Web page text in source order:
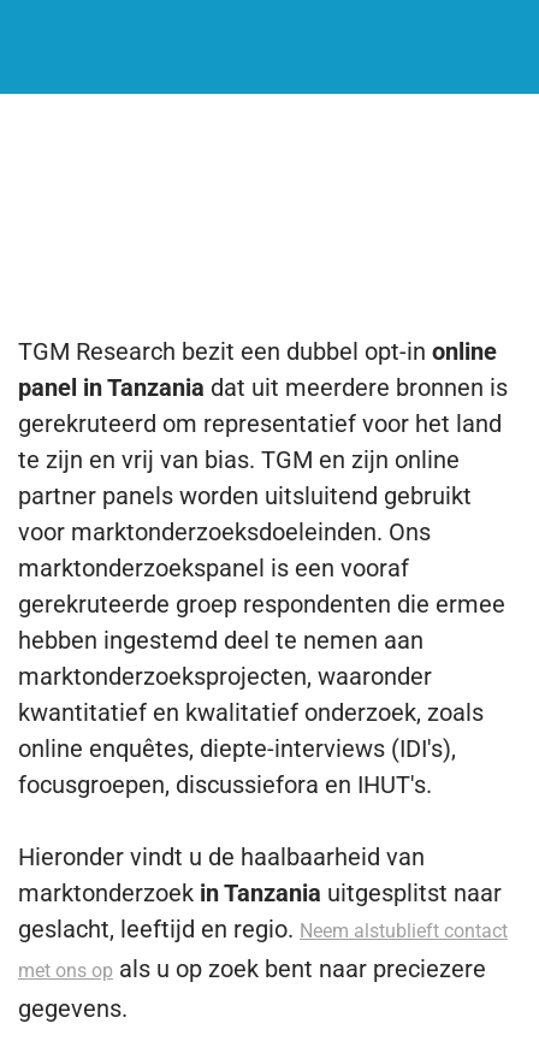
TGM Research bezit een dubbel opt-in online
panel in Tanzania dat uit meerdere bronnen is
gerekruteerd om representatief voor het land
te zijn en vrij van bias. TGM en zijn online
partner panels worden uitsluitend gebruikt
voor marktonderzoeksdoeleinden. Ons
marktonderzoekspanel is een vooraf
gerekruteerde groep respondenten die ermee
hebben ingestemd deel te nemen aan
marktonderzoeksprojecten, waaronder
kwantitatief en kwalitatief onderzoek, zoals
online enquêtes, diepte-interviews (IDI's),
focusgroepen, discussiefora en IHUT's.
Hieronder vindt u de haalbaarheid van
marktonderzoek in Tanzania uitgesplitst naar
geslacht, leeftijd en regio. Neem alstublieft contact
met ons op als u op zoek bent naar preciezere
gegevens.